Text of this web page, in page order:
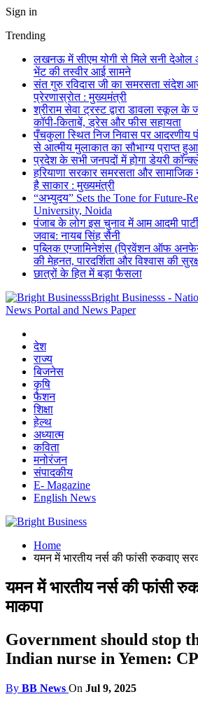
Sign in
Trending
लखनऊ में सीएम योगी से मिले सनी देओल
भेंट की तस्वीर आई सामने
संत गुरु रविदास जी का समरसता संदेश
प्रेरणास्रोत : मुख्यमंत्री
श्रीराम सेवा ट्रस्ट द्वारा डावला स्कूल के
कॉपी-किताबें, ड्रेस और फीस सहायता
पँचकुला स्थित निज निवास पर आदरणीय
से आत्मीय मुलाकात का सौभाग्य प्राप्त
प्रदेश के सभी जनपदों में होगा डेयरी
हरियाणा सरकार समरसता और सामाजिक
है साकार : मुख्यमंत्री
“अभ्युदय” Sets the Tone for Future-
University, Noida
पंजाब के लोग इस चुनाव में आम आदमी
जवाब: नायब सिंह सैनी
पब्लिक एग्जामिनेशंस (प्रिवेंशन ऑफ
की मेहनत, पारदर्शिता और विश्वास की
छात्रों के हित में बड़ा फैसला
Bright Businesss -
News Portal and News Paper
देश
राज्य
बिजनेस
कृषि
फैशन
शिक्षा
हेल्थ
अध्यात्म
कविता
मनोरंजन
संपादकीय
E- Magazine
English News
Home
यमन में भारतीय नर्स की फांसी रुकवाए
यमन में भारतीय नर्स की फांसी
माकपा
Government should stop
Indian nurse in Yemen:
By BB News On Jul 9, 2025